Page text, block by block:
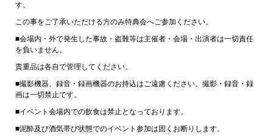
す。
この事をご了承いただける方のみ特典会へご参加ください。
■会場内・外で発生した事故・盗難等は主催者・会場・出演者は一切責任
を負いません。
貴重品は各自で管理してください。
■撮影機器、録音・録画機器のお持込はご遠慮ください。撮影・録音・録
画は一切禁止です。
■イベント会場内での飲食は禁止となっております。
■泥酔及び酒気帯び状態でのイベント参加は固くお断りします。